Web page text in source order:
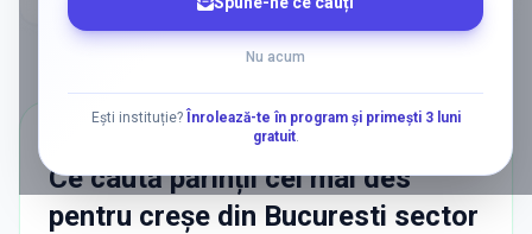
Nu acum
Ești instituție?
Înrolează-te în program și primești 3 luni
gratuit.
Ce caută părinții cel mai des
pentru creșe din Bucuresti sector